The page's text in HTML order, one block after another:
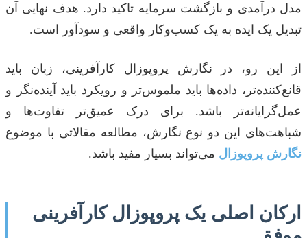
مدل درآمدی و بازگشت سرمایه تاکید دارد. هدف نهایی آن
تبدیل یک ایده به یک کسب‌وکار واقعی و سودآور است.
از این رو، در نگارش پروپوزال کارآفرینی، زبان باید
قانع‌کننده‌تر، داده‌ها باید ملموس‌تر و رویکرد باید آینده‌نگر و
عمل‌گرایانه‌تر باشد. برای درک عمیق‌تر تفاوت‌ها و
شباهت‌های این دو نوع نگارش، مطالعه مقالاتی با موضوع
نگارش پروپوزال می‌تواند بسیار مفید باشد.
ارکان اصلی یک پروپوزال کارآفرینی